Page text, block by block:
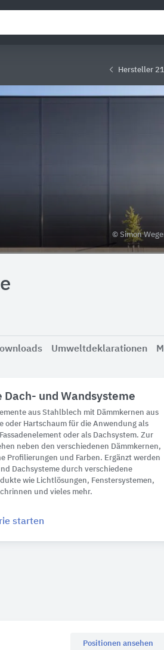
Hersteller
© Simon
Umweltdeklarationen
und Wandsysteme
aus Stahlblech mit Dämmkernen aus
oder Hartschaum für die Anwendung als
oder als Dachsystem. Zur
neben den verschiedenen Dämmkernen,
Profilierungen und Farben. Ergänzt werden
Dachsysteme durch verschiedene
wie Lichtlösungen, Fenstersystemen,
und vieles mehr.
starten
Positionen ansehen